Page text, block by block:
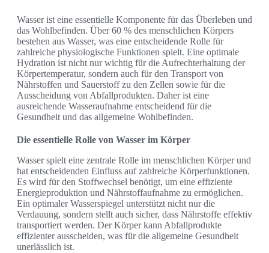
Wasser ist eine essentielle Komponente für das Überleben und
das Wohlbefinden. Über 60 % des menschlichen Körpers
bestehen aus Wasser, was eine entscheidende Rolle für
zahlreiche physiologische Funktionen spielt. Eine optimale
Hydration ist nicht nur wichtig für die Aufrechterhaltung der
Körpertemperatur, sondern auch für den Transport von
Nährstoffen und Sauerstoff zu den Zellen sowie für die
Ausscheidung von Abfallprodukten. Daher ist eine
ausreichende Wasseraufnahme entscheidend für die
Gesundheit und das allgemeine Wohlbefinden.
Die essentielle Rolle von Wasser im Körper
Wasser spielt eine zentrale Rolle im menschlichen Körper und
hat entscheidenden Einfluss auf zahlreiche Körperfunktionen.
Es wird für den Stoffwechsel benötigt, um eine effiziente
Energieproduktion und Nährstoffaufnahme zu ermöglichen.
Ein optimaler Wasserspiegel unterstützt nicht nur die
Verdauung, sondern stellt auch sicher, dass Nährstoffe effektiv
transportiert werden. Der Körper kann Abfallprodukte
effizienter ausscheiden, was für die allgemeine Gesundheit
unerlässlich ist.